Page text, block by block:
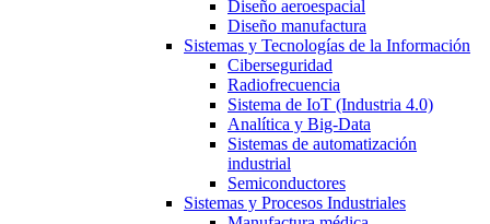
Diseño aeroespacial
Diseño manufactura
Sistemas y Tecnologías de la Información
Ciberseguridad
Radiofrecuencia
Sistema de IoT (Industria 4.0)
Analítica y Big-Data
Sistemas de automatización
industrial
Semiconductores
Sistemas y Procesos Industriales